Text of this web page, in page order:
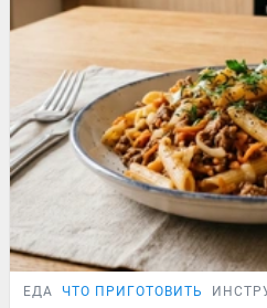
ЕДА ЧТО ПРИГОТОВИТЬ